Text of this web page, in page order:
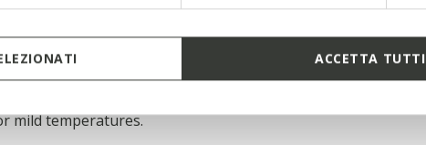
ACCETTA TUTTI
weight ratio
to the body
thermal insulation
mild temperatures.